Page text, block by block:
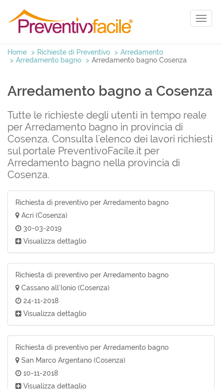
Home Richieste di Preventivo
Arredamento
Arredamento bagno
Arredamento bagno Cosenza
Arredamento bagno a Cosenza
Tutte le richieste degli utenti in tempo reale
per Arredamento bagno in provincia di
Cosenza. Consulta l'elenco dei lavori richiesti
sul portale PreventivoFacile.it per
Arredamento bagno nella provincia di
Cosenza.
Richiesta di preventivo per Arredamento bagno
Acri (Cosenza)
30-03-2019
Visualizza dettaglio
Richiesta di preventivo per Arredamento bagno
Cassano all'Ionio (Cosenza)
24-11-2018
Visualizza dettaglio
Richiesta di preventivo per Arredamento bagno
San Marco Argentano (Cosenza)
10-11-2018
Visualizza dettaglio